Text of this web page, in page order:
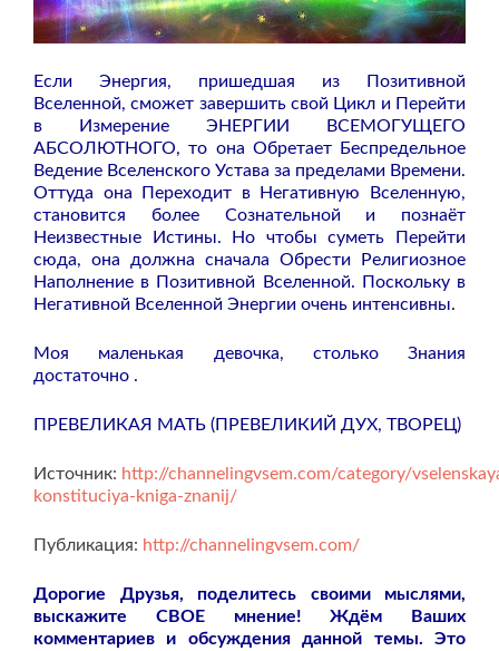
Если Энергия, пришедшая из Позитивной
Вселенной, сможет завершить свой Цикл и Перейти
в Измерение ЭНЕРГИИ ВСЕМОГУЩЕГО
АБСОЛЮТНОГО, то она Обретает Беспредельное
Ведение Вселенского Устава за пределами Времени.
Оттуда она Переходит в Негативную Вселенную,
становится более Сознательной и познаёт
Неизвестные Истины. Но чтобы суметь Перейти
сюда, она должна сначала Обрести Религиозное
Наполнение в Позитивной Вселенной. Поскольку в
Негативной Вселенной Энергии очень интенсивны.
Моя маленькая девочка, столько Знания
достаточно .
ПРЕВЕЛИКАЯ МАТЬ (ПРЕВЕЛИКИЙ ДУХ, ТВОРЕЦ)
Источник: http://channelingvsem.com/category/
konstituciya-kniga-znanij/
Публикация: http://channelingvsem.com/
Дорогие Друзья, поделитесь своими мыслями,
выскажите СВОЕ мнение! Ждём Ваших
комментариев и обсуждения данной темы. Это